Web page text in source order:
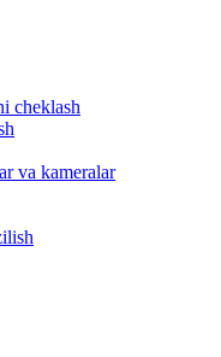
cheklash
va kameralar